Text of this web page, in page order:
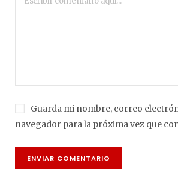
Guarda mi nombre, correo
navegador para la próxima vez que